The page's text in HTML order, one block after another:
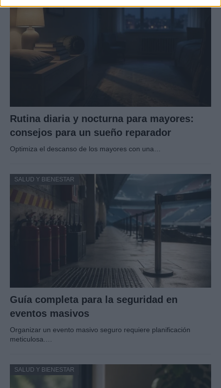
Rutina diaria y nocturna para mayores:
consejos para un sueño reparador
Optimiza el descanso de los mayores con una…
SALUD Y BIENESTAR
Guía completa para la seguridad en
eventos masivos
Organizar un evento masivo seguro requiere planificación
meticulosa.…
SALUD Y BIENESTAR